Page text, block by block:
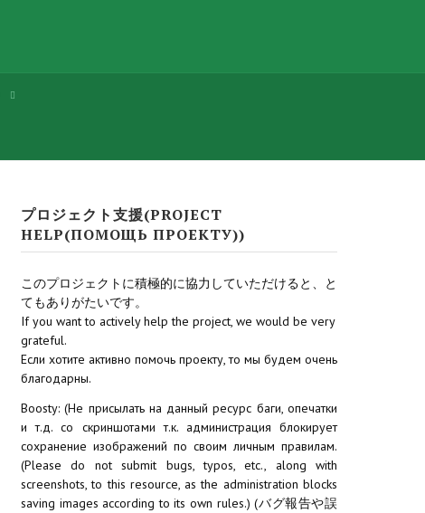
プロジェクト支援(PROJECT
HELP(ПОМОЩЬ ПРОЕКТУ))
このプロジェクトに積極的に協力していただけると、と
てもありがたいです。
If you want to actively help the project, we would be very
grateful.
Если хотите активно помочь проекту, то мы будем очень
благодарны.
Boosty: (Не присылать на данный ресурс баги, опечатки
и т.д. со скриншотами т.к. администрация блокирует
сохранение изображений по своим личным правилам.
(Please do not submit bugs, typos, etc., along with
screenshots, to this resource, as the administration blocks
saving images according to its own rules.) (バグ報告や誤